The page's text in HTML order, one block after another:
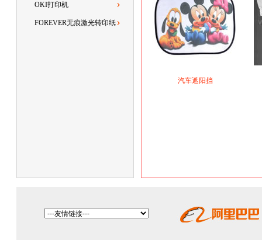
OKI打印机
FOREVER无痕激光转印纸
汽车遮阳挡